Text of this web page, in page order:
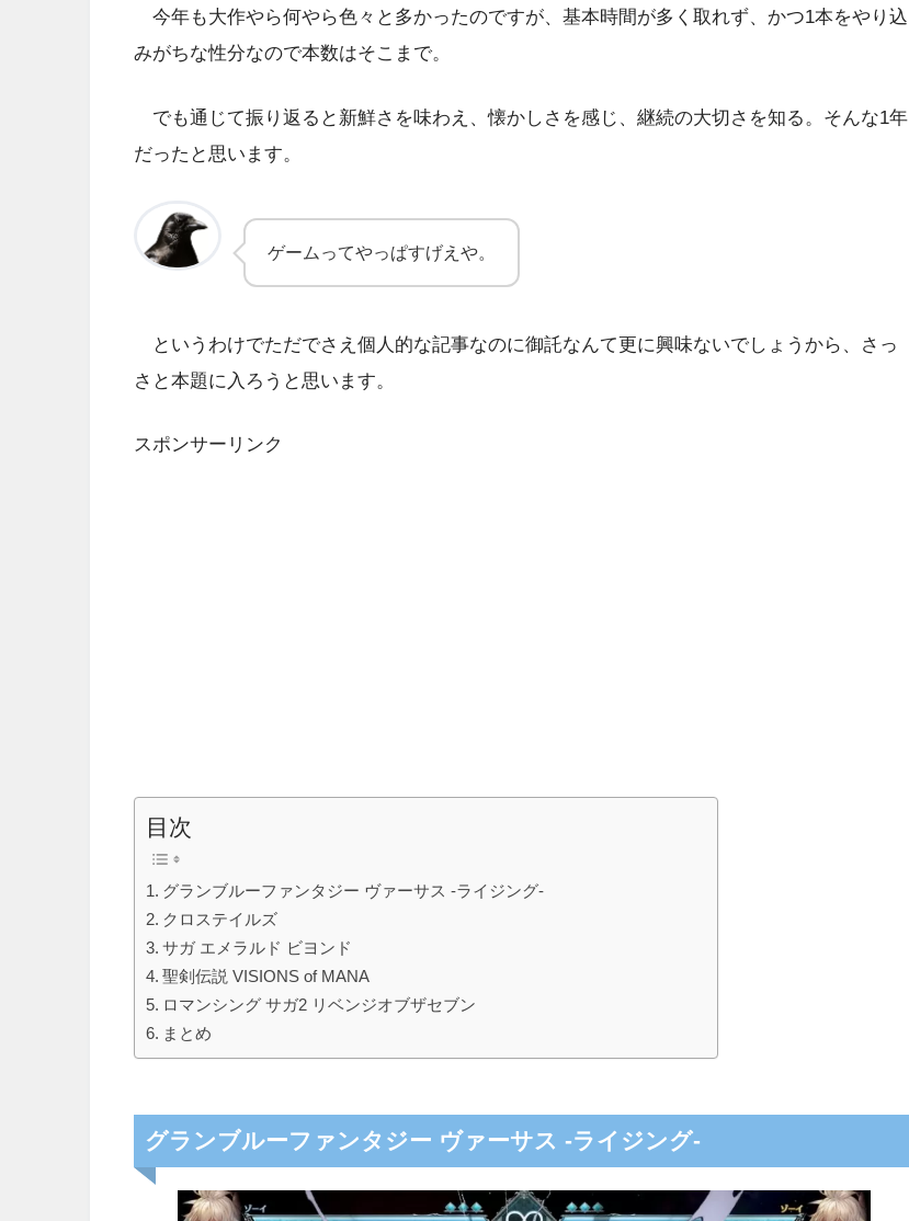
今年も大作やら何やら色々と多かったのですが、基本時間が多く取れず、かつ1本をやり込
みがちな性分なので本数はそこまで。
でも通じて振り返ると新鮮さを味わえ、懐かしさを感じ、継続の大切さを知る。そんな1年
だったと思います。
ゲームってやっぱすげえや。
というわけでただでさえ個人的な記事なのに御託なんて更に興味ないでしょうから、さっ
さと本題に入ろうと思います。
スポンサーリンク
目次
グランブルーファンタジー ヴァーサス -ライジング-
クロステイルズ
サガ エメラルド ビヨンド
聖剣伝説 VISIONS of MANA
ロマンシング サガ2 リベンジオブザセブン
まとめ
グランブルーファンタジー ヴァーサス -ライジング-